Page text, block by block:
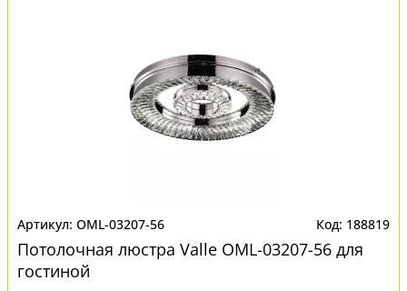
OML-03207-56 188819
Потолочная люстра Valle OML-03207-56 для
гостиной